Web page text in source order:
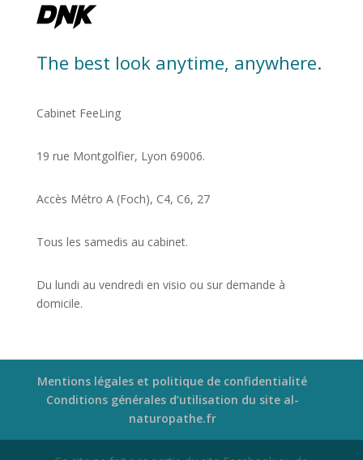
The best look anytime, anywhere.
Cabinet FeeLing
19 rue Montgolfier, Lyon 69006.
Accès Métro A (Foch), C4, C6, 27
Tous les samedis au cabinet.
Du lundi au vendredi en visio ou sur demande à
domicile.
Mentions légales et politique de confidentialité
Conditions générales d’utilisation du site al-
naturopathe.fr